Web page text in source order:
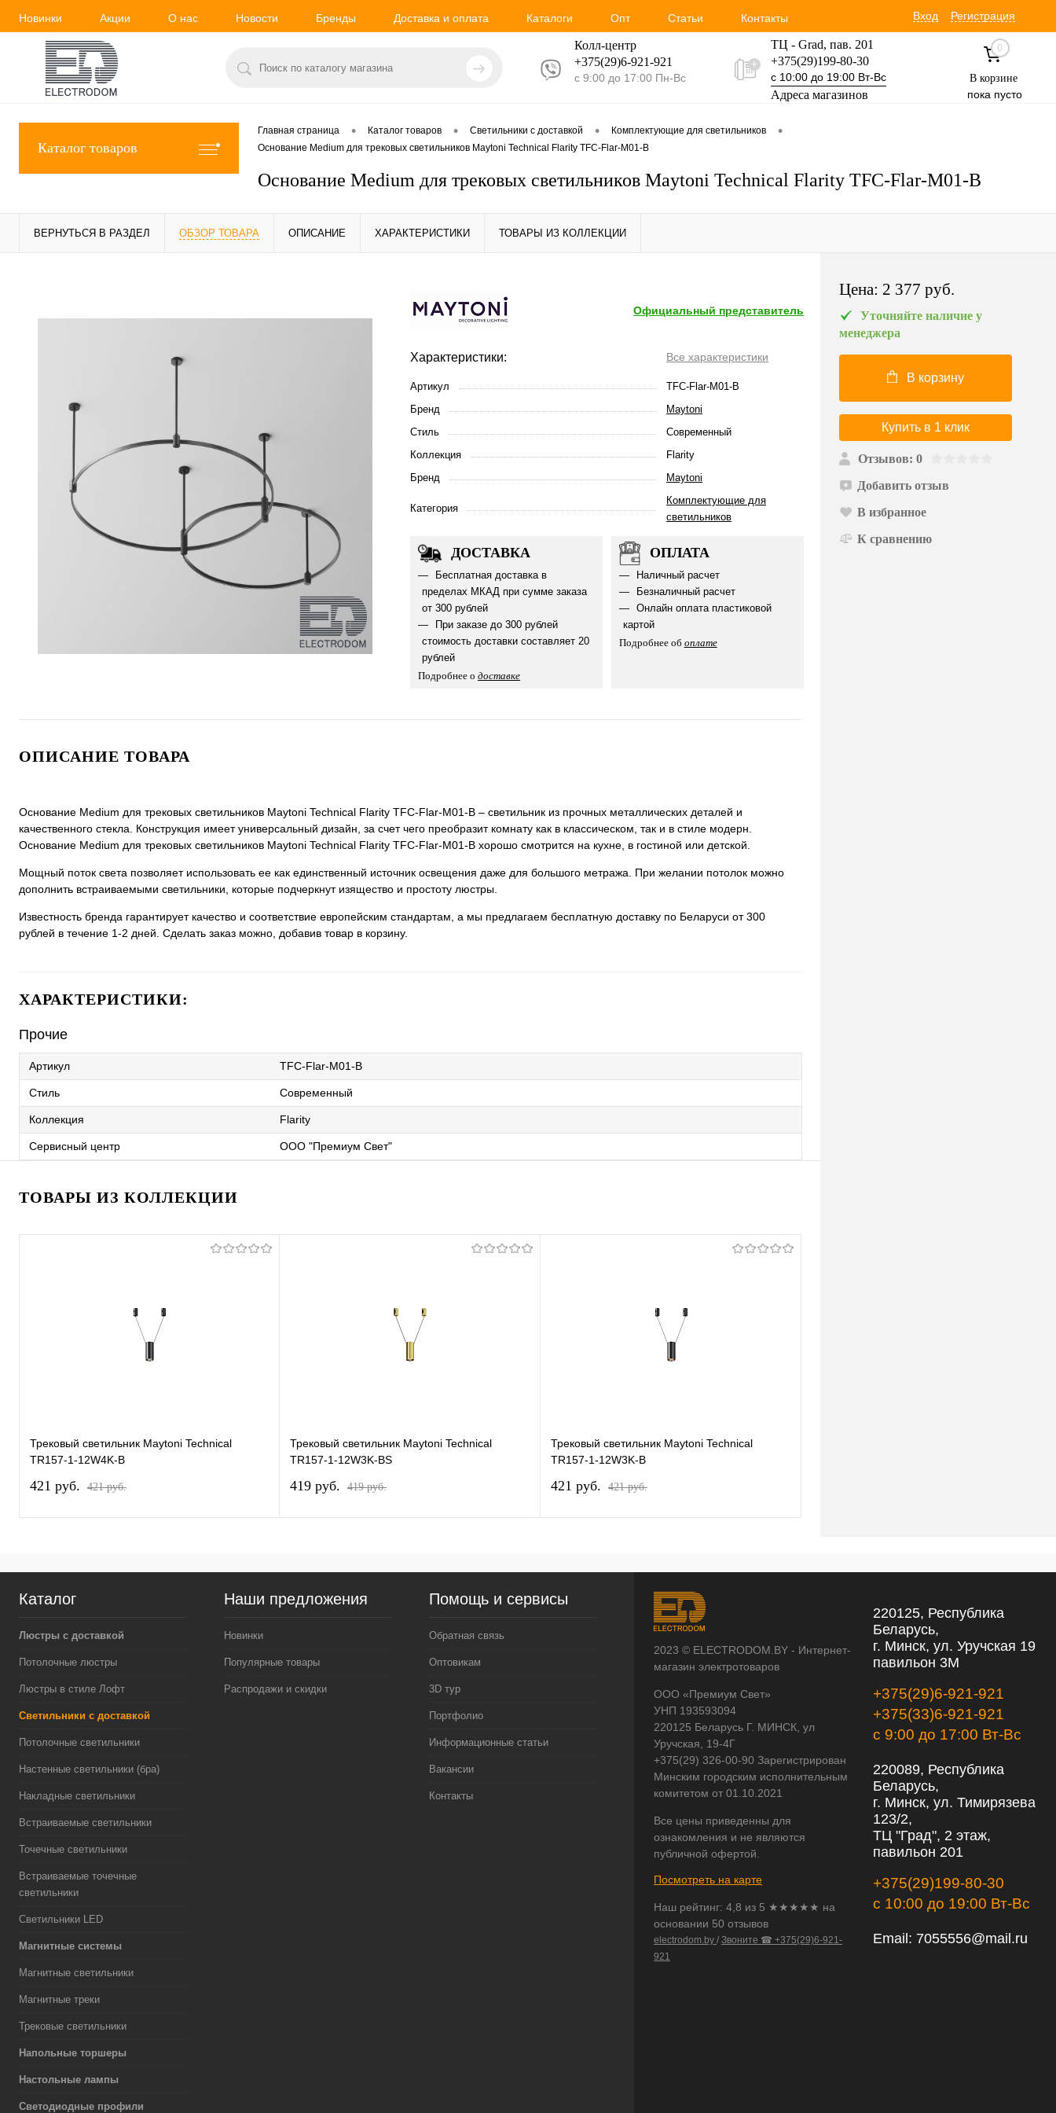
Новинки Акции О нас Новости Бренды Доставка и оплата Каталоги Опт Статьи Контакты Вход Регистрация
Колл-центр
+375(29)6-921-921
с 9:00 до 17:00 Пн-Вс
ТЦ - Grad, пав. 201
+375(29)199-80-30
с 10:00 до 19:00 Вт-Вс
Адреса магазинов
+375(29)354-30-60
0
В корзине
пока пусто
Каталог товаров
Главная страница • Каталог товаров • Светильники с доставкой • Комплектующие для светильников •
Основание Medium для трековых светильников Maytoni Technical Flarity TFC-Flar-M01-B
Основание Medium для трековых светильников Maytoni Technical Flarity TFC-Flar-M01-B
ВЕРНУТЬСЯ В РАЗДЕЛ ОБЗОР ТОВАРА ОПИСАНИЕ ХАРАКТЕРИСТИКИ ТОВАРЫ ИЗ КОЛЛЕКЦИИ
Официальный представитель
Характеристики: Все характеристики
Артикул
TFC-Flar-M01-B
Бренд
Maytoni
Стиль
Современный
Коллекция
Flarity
Бренд
Maytoni
Категория
Комплектующие для
светильников
ДОСТАВКА
Бесплатная доставка в
пределах МКАД при сумме заказа
от 300 рублей
При заказе до 300 рублей
стоимость доставки составляет 20
рублей
Подробнее о доставке
ОПЛАТА
Наличный расчет
Безналичный расчет
Онлайн оплата пластиковой
картой
Подробнее об оплате
ОПИСАНИЕ ТОВАРА
Основание Medium для трековых светильников Maytoni Technical Flarity TFC-Flar-M01-B – светильник из прочных металлических деталей и
качественного стекла. Конструкция имеет универсальный дизайн, за счет чего преобразит комнату как в классическом, так и в стиле модерн.
Основание Medium для трековых светильников Maytoni Technical Flarity TFC-Flar-M01-B хорошо смотрится на кухне, в гостиной или детской.
Мощный поток света позволяет использовать ее как единственный источник освещения даже для большого метража. При желании потолок можно
дополнить встраиваемыми светильники, которые подчеркнут изящество и простоту люстры.
Известность бренда гарантирует качество и соответствие европейским стандартам, а мы предлагаем бесплатную доставку по Беларуси от 300
рублей в течение 1-2 дней. Сделать заказ можно, добавив товар в корзину.
ХАРАКТЕРИСТИКИ:
Прочие
Артикул TFC-Flar-M01-B
Стиль Современный
Коллекция Flarity
Сервисный центр ООО "Премиум Свет"
ТОВАРЫ ИЗ КОЛЛЕКЦИИ
Трековый светильник Maytoni Technical
TR157-1-12W4K-B
421 pуб. 421 pуб.
Трековый светильник Maytoni Technical
TR157-1-12W3K-BS
419 pуб. 419 pуб.
Трековый светильник Maytoni Technical
TR157-1-12W3K-B
421 pуб. 421 pуб.
Цена: 2 377 pуб.
Уточняйте наличие у
менеджера
В корзину
Купить в 1 клик
Отзывов: 0
Добавить отзыв
В избранное
К сравнению
Каталог
Люстры с доставкой
Потолочные люстры
Люстры в стиле Лофт
Светильники с доставкой
Потолочные светильники
Настенные светильники (бра)
Накладные светильники
Встраиваемые светильники
Точечные светильники
Встраиваемые точечные
светильники
Светильники LED
Магнитные системы
Магнитные светильники
Магнитные треки
Трековые светильники
Напольные торшеры
Настольные лампы
Светодиодные профили
Наши предложения
Новинки
Популярные товары
Распродажи и скидки
Помощь и сервисы
Обратная связь
Оптовикам
3D тур
Портфолио
Информационные статьи
Вакансии
Контакты
2023 © ELECTRODOM.BY - Интернет-
магазин электротоваров
ООО «Премиум Свет»
УНП 193593094
220125 Беларусь Г. МИНСК, ул
Уручская, 19-4Г
+375(29) 326-00-90 Зарегистрирован
Минским городским исполнительным
комитетом от 01.10.2021
Все цены приведенны для
ознакомления и не являются
публичной офертой.
Посмотреть на карте
Наш рейтинг: 4,8 из 5 ★★★★★ на
основании 50 отзывов
electrodom.by / Звоните ☎ +375(29)6-921-
921
220125, Республика
Беларусь,
г. Минск, ул. Уручская 19
павильон 3М
+375(29)6-921-921
+375(33)6-921-921
с 9:00 до 17:00 Вт-Вс
220089, Республика
Беларусь,
г. Минск, ул. Тимирязева
123/2,
ТЦ "Град", 2 этаж,
павильон 201
+375(29)199-80-30
с 10:00 до 19:00 Вт-Вс
Email: 7055556@mail.ru